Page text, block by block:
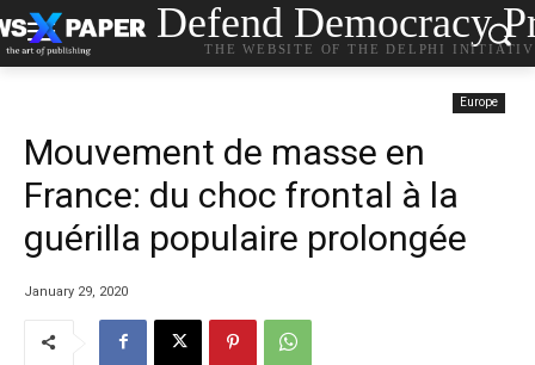
Defend Democracy
THE WEBSITE OF THE DELPHI
Europe
Mouvement de masse en
France: du choc frontal à la
guérilla populaire prolongée
January 29, 2020